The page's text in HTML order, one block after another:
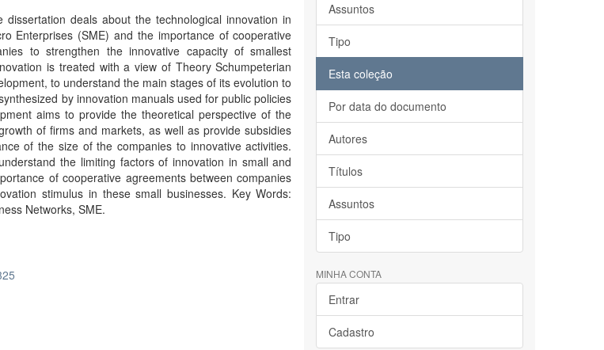
deals about the technological innovation in
Enterprises (SME) and the importance of cooperative
to strengthen the innovative capacity of smallest
is treated with a view of Theory Schumpeterian
to understand the main stages of its evolution to
by innovation manuals used for public policies
aims to provide the theoretical perspective of the
of firms and markets, as well as provide subsidies
of the size of the companies to innovative activities.
the limiting factors of innovation in small and
of cooperative agreements between companies
stimulus in these small businesses. Key Words:
Networks, SME.
Assuntos
Tipo
Esta coleção
Por data do documento
Autores
Títulos
Assuntos
Tipo
MINHA CONTA
Entrar
Cadastro